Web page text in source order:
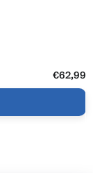
€62,99